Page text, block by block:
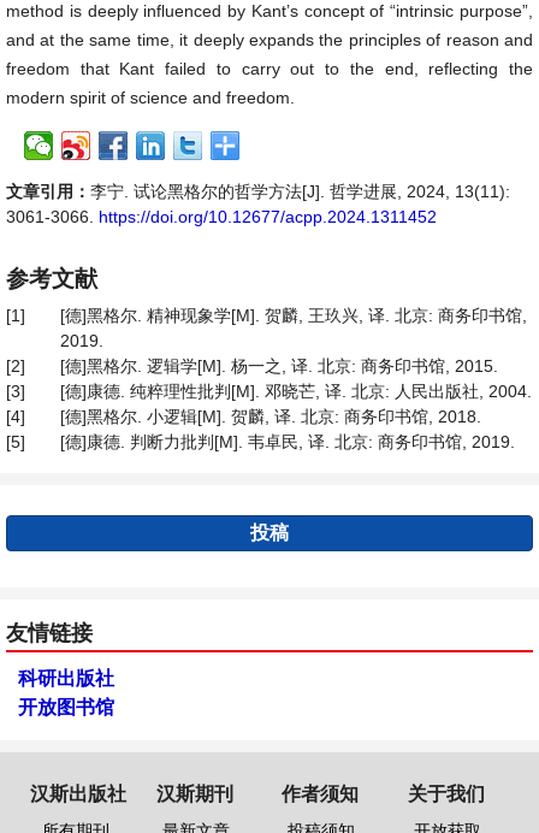
method is deeply influenced by Kant’s concept of “intrinsic purpose”,
and at the same time, it deeply expands the principles of reason and
freedom that Kant failed to carry out to the end, reflecting the
modern spirit of science and freedom.
文章引用： 李宁. 试论黑格尔的哲学方法[J]. 哲学进展, 2024, 13(11):
3061-3066. https://doi.org/10.12677/acpp.2024.1311452
参考文献
[1]
[德]黑格尔. 精神现象学[M]. 贺麟, 王玖兴, 译. 北京: 商务印书馆,
2019.
[2]
[德]黑格尔. 逻辑学[M]. 杨一之, 译. 北京: 商务印书馆, 2015.
[3]
[德]康德. 纯粹理性批判[M]. 邓晓芒, 译. 北京: 人民出版社, 2004.
[4]
[德]黑格尔. 小逻辑[M]. 贺麟, 译. 北京: 商务印书馆, 2018.
[5]
[德]康德. 判断力批判[M]. 韦卓民, 译. 北京: 商务印书馆, 2019.
投稿
友情链接
科研出版社
开放图书馆
汉斯出版社 汉斯期刊 作者须知 关于我们